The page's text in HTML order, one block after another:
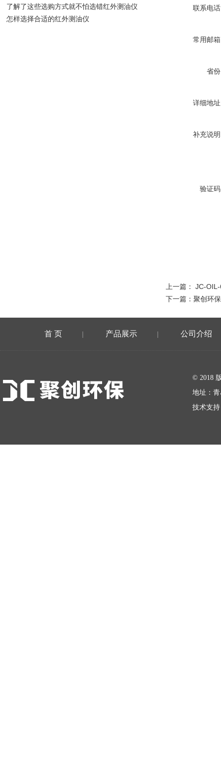
联系电
常用邮
省
详细地
补充说
验证
上一篇： JC-
下一篇： 聚创环
了解了这些选购方式就不怕选错红外测油仪
怎样选择合适的红外测油仪
首 页 | 产品展示 | 公司介绍
© 2018
地址：
技术支